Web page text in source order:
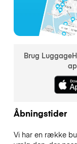
Brug
Åbningstider
Vi har en række